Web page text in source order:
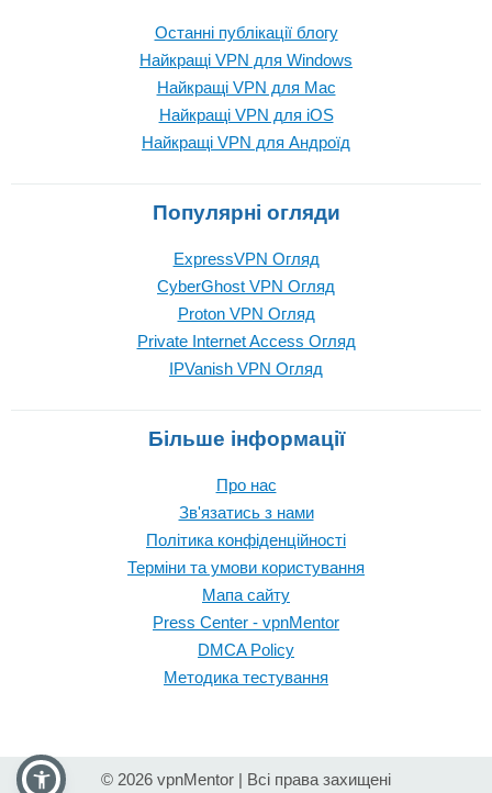
Останні публікації блогу
Найкращі VPN для Windows
Найкращі VPN для Mac
Найкращі VPN для iOS
Найкращі VPN для Андроїд
Популярні огляди
ExpressVPN Огляд
CyberGhost VPN Огляд
Proton VPN Огляд
Private Internet Access Огляд
IPVanish VPN Огляд
Більше інформації
Про нас
Зв'язатись з нами
Політика конфіденційності
Терміни та умови користування
Мапа сайту
Press Center - vpnMentor
DMCA Policy
Методика тестування
© 2026 vpnMentor | Всі права захищені